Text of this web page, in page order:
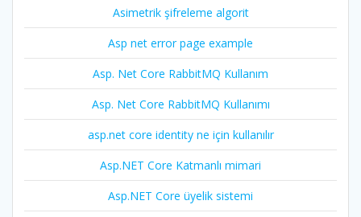
Asimetrik şifreleme algorit
Asp net error page example
Asp. Net Core RabbitMQ Kullanım
Asp. Net Core RabbitMQ Kullanımı
asp.net core identity ne için kullanılır
Asp.NET Core Katmanlı mimari
Asp.NET Core üyelik sistemi